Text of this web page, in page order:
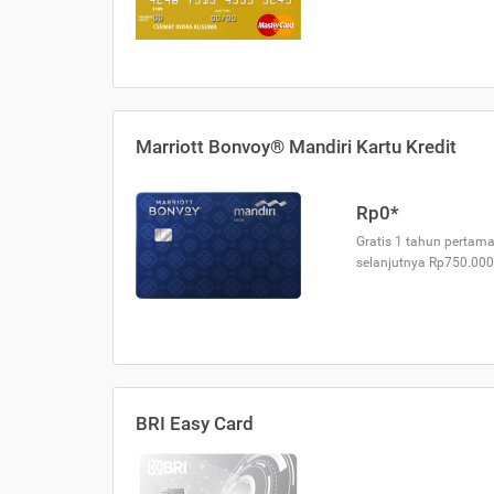
Marriott Bonvoy® Mandiri Kartu Kredit
Rp0*
Gratis 1 tahun
selanjutnya
BRI Easy Card